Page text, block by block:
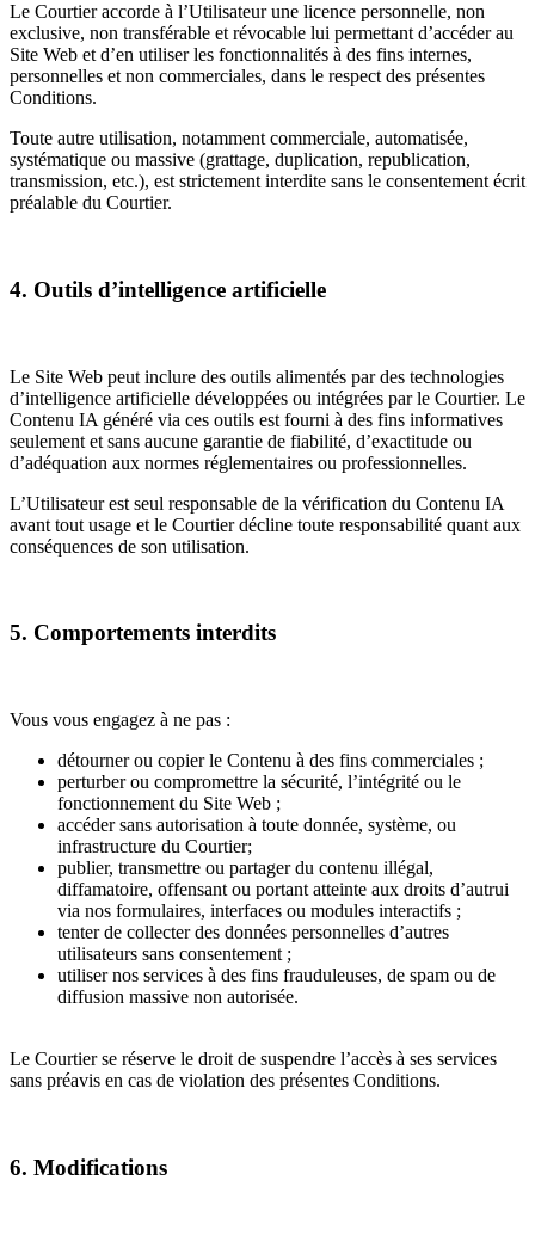
Le Courtier accorde à l’Utilisateur une licence personnelle, non
exclusive, non transférable et révocable lui permettant d’accéder au
Site Web et d’en utiliser les fonctionnalités à des fins internes,
personnelles et non commerciales, dans le respect des présentes
Conditions.
Toute autre utilisation, notamment commerciale, automatisée,
systématique ou massive (grattage, duplication, republication,
transmission, etc.), est strictement interdite sans le consentement écrit
préalable du Courtier.
4. Outils d’intelligence artificielle
Le Site Web peut inclure des outils alimentés par des technologies
d’intelligence artificielle développées ou intégrées par le Courtier. Le
Contenu IA généré via ces outils est fourni à des fins informatives
seulement et sans aucune garantie de fiabilité, d’exactitude ou
d’adéquation aux normes réglementaires ou professionnelles.
L’Utilisateur est seul responsable de la vérification du Contenu IA
avant tout usage et le Courtier décline toute responsabilité quant aux
conséquences de son utilisation.
5. Comportements interdits
Vous vous engagez à ne pas :
détourner ou copier le Contenu à des fins commerciales ;
perturber ou compromettre la sécurité, l’intégrité ou le
fonctionnement du Site Web ;
accéder sans autorisation à toute donnée, système, ou
infrastructure du Courtier;
publier, transmettre ou partager du contenu illégal,
diffamatoire, offensant ou portant atteinte aux droits d’autrui
via nos formulaires, interfaces ou modules interactifs ;
tenter de collecter des données personnelles d’autres
utilisateurs sans consentement ;
utiliser nos services à des fins frauduleuses, de spam ou de
diffusion massive non autorisée.
Le Courtier se réserve le droit de suspendre l’accès à ses services
sans préavis en cas de violation des présentes Conditions.
6. Modifications